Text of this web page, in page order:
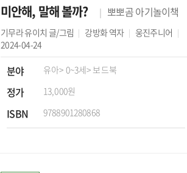
미안해, 말해 볼까? 뽀뽀곰 아기놀이책
기무라 유이치 글/그림 강방화역자
웅진주니어
2024-04-24
분야 유아> 0~3세> 보드북
정가 13,000원
ISBN 9788901280868